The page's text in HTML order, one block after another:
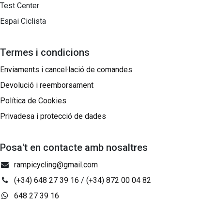
Test Center
Espai Ciclista
Termes i condicions
Enviaments i cancel·lació de comandes
Devolució i reemborsament
Política de Cookies
Privadesa i protecció de dades
Posa't en contacte amb nosaltres
rampicycling@gmail.com
(+34) 648 27 39 16 / (+34) 872 00 04 82
648 27 39 16